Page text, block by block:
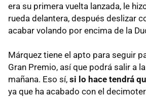
era su primera vuelta lanzada, le
rueda delantera, después deslizar
acabar volando por encima de la
Márquez tiene el apto para seguir
Gran Premio, así que podrá salir a
mañana. Eso sí, si lo hace tendrá
ya que ha acabado con el